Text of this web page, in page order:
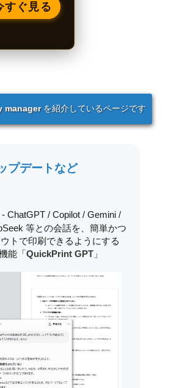
すぐ見る
managerを紹介しているページです
プデートなど